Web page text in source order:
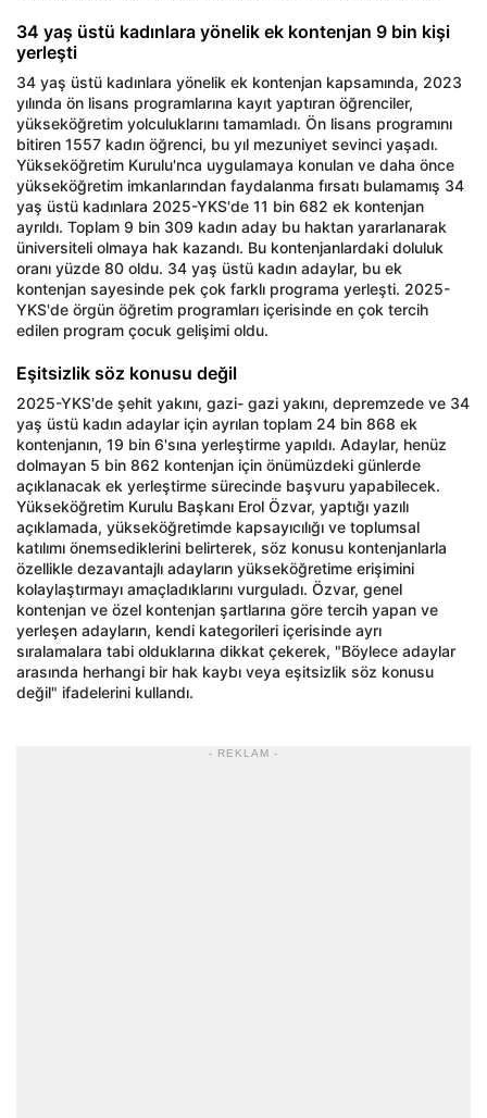
34 yaş üstü kadınlara yönelik ek kontenjan 9 bin kişi
yerleşti
34 yaş üstü kadınlara yönelik ek kontenjan kapsamında, 2023
yılında ön lisans programlarına kayıt yaptıran öğrenciler,
yükseköğretim yolculuklarını tamamladı. Ön lisans programını
bitiren 1557 kadın öğrenci, bu yıl mezuniyet sevinci yaşadı.
Yükseköğretim Kurulu'nca uygulamaya konulan ve daha önce
yükseköğretim imkanlarından faydalanma fırsatı bulamamış 34
yaş üstü kadınlara 2025-YKS'de 11 bin 682 ek kontenjan
ayrıldı. Toplam 9 bin 309 kadın aday bu haktan yararlanarak
üniversiteli olmaya hak kazandı. Bu kontenjanlardaki doluluk
oranı yüzde 80 oldu. 34 yaş üstü kadın adaylar, bu ek
kontenjan sayesinde pek çok farklı programa yerleşti. 2025-
YKS'de örgün öğretim programları içerisinde en çok tercih
edilen program çocuk gelişimi oldu.
Eşitsizlik söz konusu değil
2025-YKS'de şehit yakını, gazi- gazi yakını, depremzede ve 34
yaş üstü kadın adaylar için ayrılan toplam 24 bin 868 ek
kontenjanın, 19 bin 6'sına yerleştirme yapıldı. Adaylar, henüz
dolmayan 5 bin 862 kontenjan için önümüzdeki günlerde
açıklanacak ek yerleştirme sürecinde başvuru yapabilecek.
Yükseköğretim Kurulu Başkanı Erol Özvar, yaptığı yazılı
açıklamada, yükseköğretimde kapsayıcılığı ve toplumsal
katılımı önemsediklerini belirterek, söz konusu kontenjanlarla
özellikle dezavantajlı adayların yükseköğretime erişimini
kolaylaştırmayı amaçladıklarını vurguladı. Özvar, genel
kontenjan ve özel kontenjan şartlarına göre tercih yapan ve
yerleşen adayların, kendi kategorileri içerisinde ayrı
sıralamalara tabi olduklarına dikkat çekerek, "Böylece adaylar
arasında herhangi bir hak kaybı veya eşitsizlik söz konusu
değil" ifadelerini kullandı.
- REKLAM -